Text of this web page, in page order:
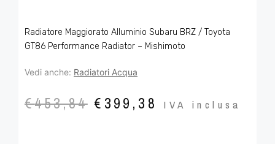
Radiatore Maggiorato Alluminio Subaru BRZ / Toyota
GT86 Performance Radiator – Mishimoto
Vedi anche: Radiatori Acqua
€453,84 € 399,38 IVA inclusa